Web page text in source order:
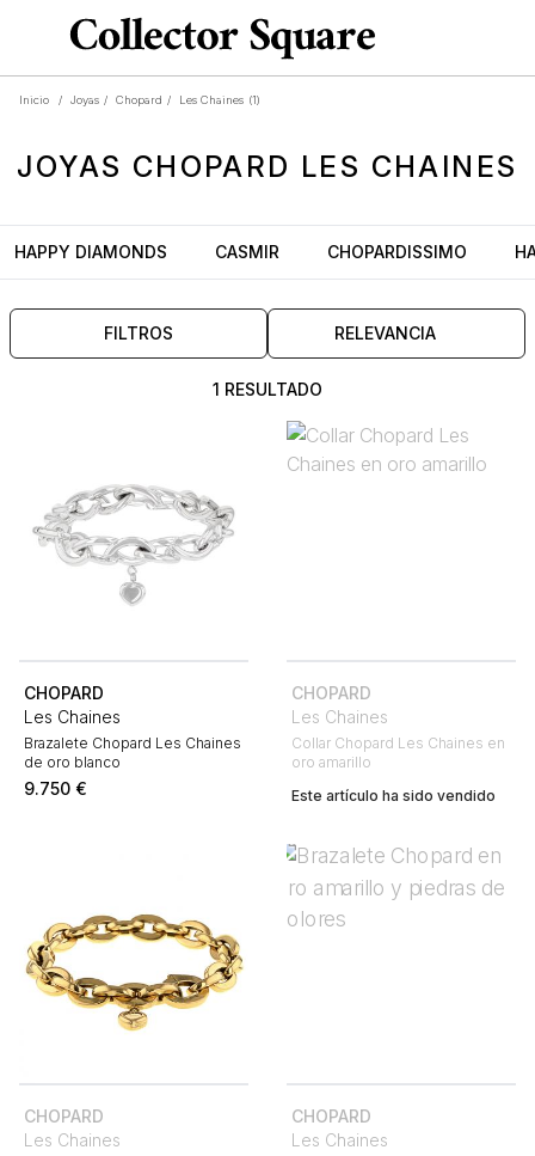
Inicio / Joyas / Chopard / Les Chaines (1)
JOYAS CHOPARD LES CHAINES
HAPPY DIAMONDS CASMIR CHOPARDISSIMO
FILTROS RELEVANCIA
1 RESULTADO
CHOPARD
Les Chaines
Brazalete Chopard Les Chaines
de oro blanco
9.750 €
CHOPARD
Les Chaines
Collar Chopard Les Chaines en
oro amarillo
Este artículo ha sido vendido
CHOPARD
Les Chaines
CHOPARD
Les Chaines